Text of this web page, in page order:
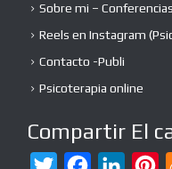
Sobre mi – Conferencias
Reels en Instagram
Contacto -Publi
Psicoterapia online
Compartir El